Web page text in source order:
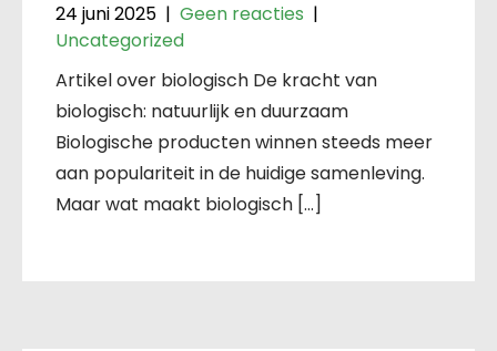
24 juni 2025 | Geen reacties |
Uncategorized
Artikel over biologisch De kracht van
biologisch: natuurlijk en duurzaam
Biologische producten winnen steeds meer
aan populariteit in de huidige samenleving.
Maar wat maakt biologisch […]